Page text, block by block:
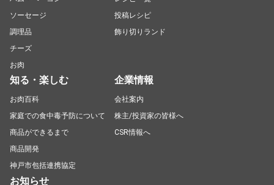
ソーセージ
調理品
チーズ
お肉
投稿レシピ
飾り切りランド
知る・楽しむ
お肉百科
家庭での食中毒予防について
商品ができるまで
商品開発
神戸市包括連携協定
企業情報
会社案内
株主/投資家の皆様へ
CSR情報へ
お知らせ